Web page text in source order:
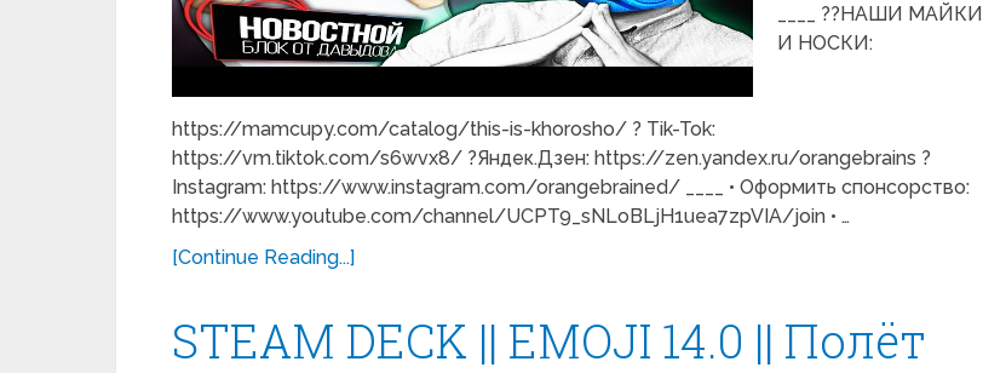
____ ??НАШИ МАЙКИ
И НОСКИ:
https://mamcupy.com/catalog/this-is-khorosho/ ? Tik-Tok:
https://vm.tiktok.com/s6wvx8/ ?Яндек.Дзен: https://zen.yandex.ru/orangebrains ?
Instagram: https://www.instagram.com/orangebrained/ ____ • Оформить спонсорство:
https://www.youtube.com/channel/UCPT9_sNLoBLjH1uea7zpVIA/join • …
[Continue Reading...]
STEAM DECK || EMOJI 14.0 || Полёт